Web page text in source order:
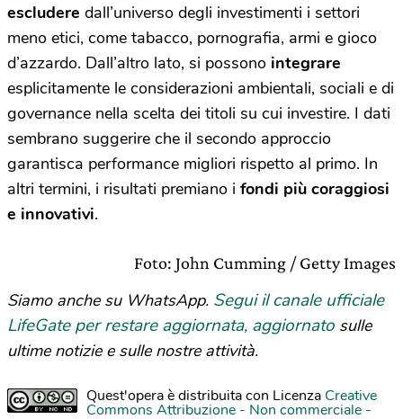
escludere dall’universo degli investimenti i settori
meno etici, come tabacco, pornografia, armi e gioco
d’azzardo. Dall’altro lato, si possono integrare
esplicitamente le considerazioni ambientali, sociali e di
governance nella scelta dei titoli su cui investire. I dati
sembrano suggerire che il secondo approccio
garantisca performance migliori rispetto al primo. In
altri termini, i risultati premiano i fondi più coraggiosi
e innovativi.
Foto: John Cumming / Getty Images
Siamo anche su WhatsApp. Segui il canale ufficiale
LifeGate per restare aggiornata, aggiornato sulle
ultime notizie e sulle nostre attività.
Quest'opera è distribuita con Licenza Creative
Commons Attribuzione - Non commerciale -